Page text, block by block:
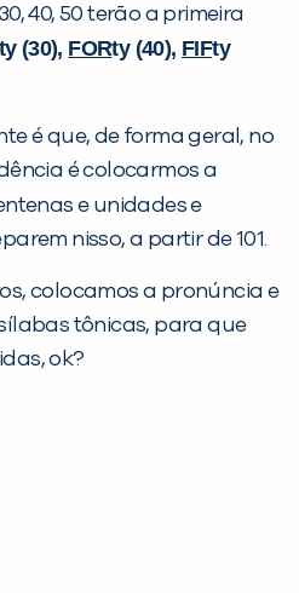
40, 50 terão a primeira
(30), FORty (40), FIFty
é que, de forma geral, no
é colocarmos a
e unidades e
nisso, a partir de 101.
colocamos a pronúncia e
tônicas, para que
ok?
DE MÉTODO
nenhuma unidade
ou bairro que
digitou.